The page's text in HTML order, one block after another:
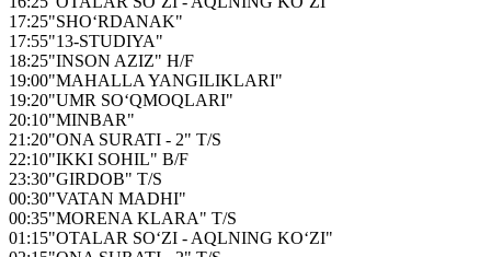
17:25"SHO‘RDANAK"
17:55"13-STUDIYA"
18:25"INSON AZIZ" H/F
19:00"MAHALLA YANGILIKLARI"
19:20"UMR SO‘QMOQLARI"
20:10"MINBAR"
21:20"ONA SURATI - 2" T/S
22:10"IKKI SOHIL" B/F
23:30"GIRDOB" T/S
00:30"VATAN MADHI"
00:35"MORENA KLARA" T/S
01:15"OTALAR SO‘ZI - AQLNING KO‘ZI"